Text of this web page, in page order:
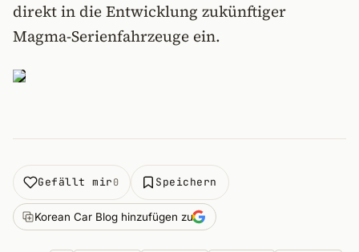
direkt in die Entwicklung zukünftiger
Magma-Serienfahrzeuge ein.
Gefällt mir0 Speichern
Korean Car Blog hinzufügen zu